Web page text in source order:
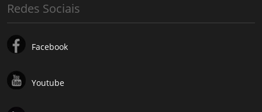
Redes Sociais
Facebook
Youtube